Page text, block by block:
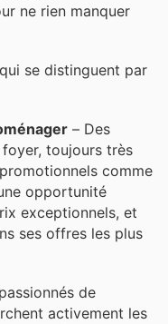
ne rien manquer
se distinguent par
– Des
toujours très
comme
opportunité
exceptionnels, et
ses offres les plus
de
activement les